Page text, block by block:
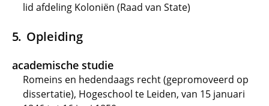
lid afdeling Koloniën (Raad van State)
Opleiding
academische studie
Romeins en hedendaags recht (gepromoveerd op
dissertatie), Hogeschool te Leiden, van 15 januari